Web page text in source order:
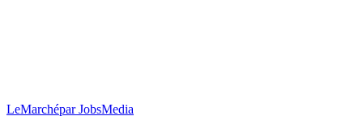
LeMarchépar JobsMedia